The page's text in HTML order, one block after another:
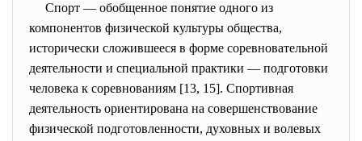
Спорт — обобщенное понятие одного из
компонентов физической культуры общества,
исторически сложившееся в форме соревновательной
деятельности и специальной практики — подготовки
человека к соревнованиям [13, 15]. Спортивная
деятельность ориентирована на совершенствование
физической подготовлен­ности, духовных и волевых